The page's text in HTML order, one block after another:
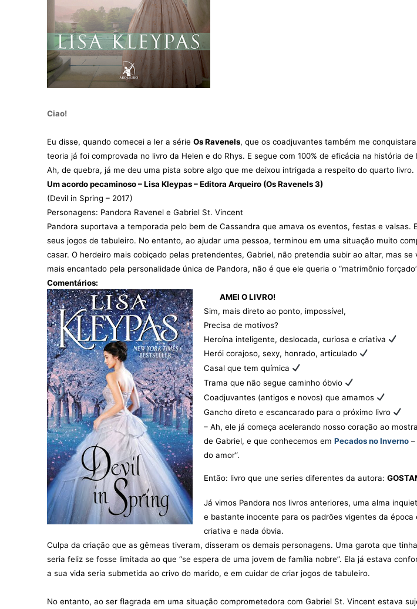
Ciao!
Eu disse, quando comecei a ler a série Os Ravenels, que os coadjuvantes também me
teoria já foi comprovada no livro da Helen e do Rhys. E segue com 100% de eficácia na história de
Ah, de quebra, já me deu uma pista sobre algo que me deixou intrigada a respeito do quarto
Um acordo pecaminoso– Lisa Kleypas – Editora Arqueiro (Os Ravenels 3)
(Devil in Spring – 2017)
Personagens: Pandora Ravenel e Gabriel St. Vincent
Pandora suportava a temporada pelo bem de Cassandra que amava os eventos, festas e valsas.
seus jogos de tabuleiro. No entanto, ao ajudar uma pessoa, terminou em uma situação muito
casar. O herdeiro mais cobiçado pelas pretendentes, Gabriel, não pretendia subir ao altar, mas se
mais encantado pela personalidade única de Pandora, não é que ele queria o “matrimônio
Comentários:
AMEI O LIVRO!
Sim, mais direto ao ponto, impossível,
Precisa de motivos?
Heroína inteligente, deslocada, curiosa e criativa
Herói corajoso, sexy, honrado, articulado
Casal que tem química
Trama que não segue caminho óbvio
Coadjuvantes (antigos e novos) que amamos
Gancho direto e escancarado para o próximo livro
– Ah, ele já começa acelerando nosso coração ao
de Gabriel, e que conhecemos em Pecados no Inverno–
do amor”.
Então: livro que une series diferentes da autora:
Já vimos Pandora nos livros anteriores, uma alma
e bastante inocente para os padrões vigentes da
criativa e nada óbvia.
Culpa da criação que as gêmeas tiveram, disseram os demais personagens. Uma garota que
seria feliz se fosse limitada ao que “se espera de uma jovem de família nobre”. Ela já estava
a sua vida seria submetida ao crivo do marido, e em cuidar de criar jogos de tabuleiro.
No entanto, ao ser flagrada em uma situação comprometedora com Gabriel St. Vincent estava